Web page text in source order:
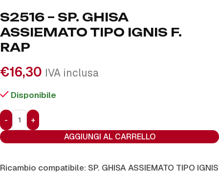
S2516 – SP. GHISA
ASSIEMATO TIPO IGNIS F.
RAP
€16,30 IVA inclusa
Disponibile
AGGIUNGI AL CARRELLO
Ricambio compatibile: SP. GHISA ASSIEMATO TIPO IGNIS